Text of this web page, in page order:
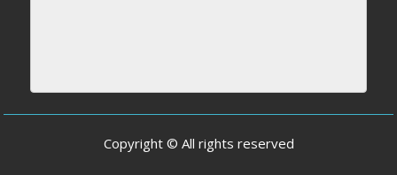
Copyright © All rights reserved